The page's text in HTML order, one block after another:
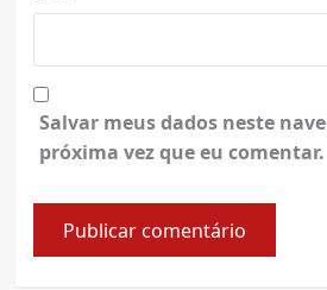
Salvar meus dados neste
próxima vez que eu comentar.